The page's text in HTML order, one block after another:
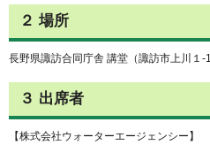
２ 場所
長野県諏訪合同庁舎 講堂（諏訪市上川１-
３ 出席者
【株式会社ウォーターエージェンシー】